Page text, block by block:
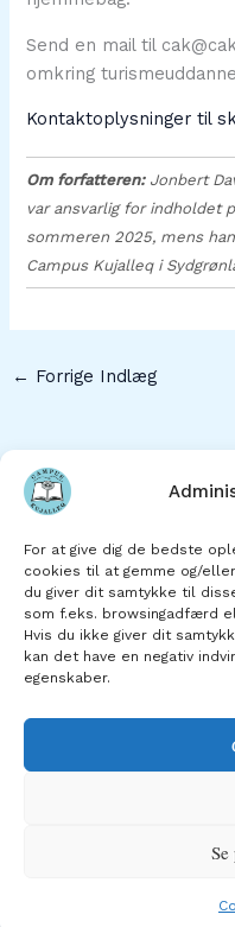
For at give dig de bedste
cookies til at gemme og/
du giver dit samtykke til
som f.eks. browsingadfærd
Hvis du ikke giver dit
kan det have en negativ
egenskaber.
Send en mail til
omkring
Kontaktoplysninger til
Om forfatteren:Jonbert
var ansvarlig for indholdet
sommeren 2025, mens
Campus Kujalleq i
← Forrige Indlæg
Studie-
Copyright ©